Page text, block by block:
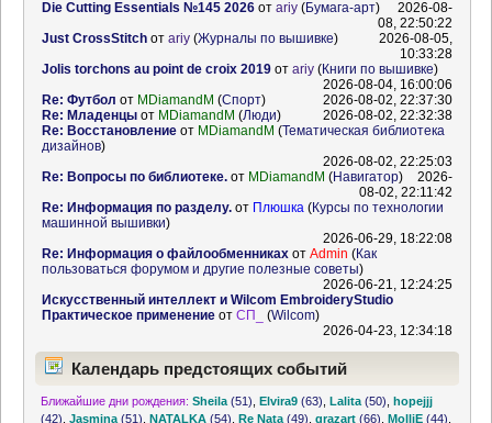
Die Cutting Essentials №145 2026от ariy(Бумага-арт)
2026-08-
08, 22:50:22
Just CrossStitchот ariy(Журналы по вышивке)
2026-08-05,
10:33:28
Jolis torchons au point de croix 2019от ariy(Книги по вышивке)
2026-08-04, 16:00:06
Re: Футбол от MDiamandM (Спорт)
2026-08-02, 22:37:30
Re: Младенцыот MDiamandM (Люди)
2026-08-02, 22:32:38
Re: Восстановлениеот MDiamandM (Тематическая библиотека
дизайнов)
2026-08-02, 22:25:03
Re: Вопросы по библиотеке.от MDiamandM (Навигатор)
2026-
08-02, 22:11:42
Re: Информация по разделу.от Плюшка (Курсы по технологии
машинной вышивки)
2026-06-29, 18:22:08
Re: Информация о файлообменникахот Admin (Как
пользоваться форумом и другие полезные советы)
2026-06-21, 12:24:25
Искусственный интеллект и Wilcom EmbroideryStudio
Практическое применениеот СП_ (Wilcom)
2026-04-23, 12:34:18
Календарь предстоящих событий
Ближайшие дни рождения: Sheila (51) ,Elvira9 (63) ,Lalita (50) ,hopejjj
(42) ,Jasmina (51) ,NATALKA (54) ,Re Nata (49) ,grazart (66) ,MolliE (44)